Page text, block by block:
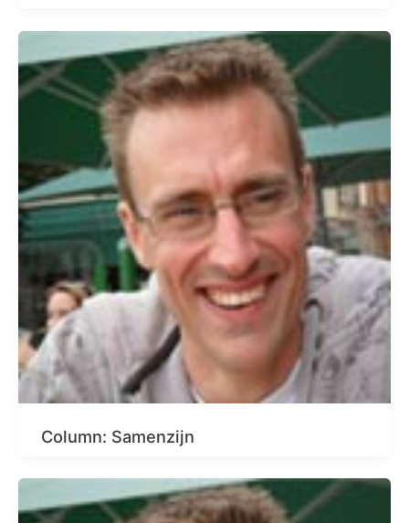
Column: Samenzijn